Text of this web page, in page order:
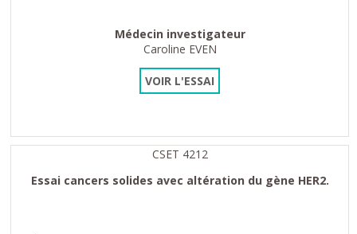
Médecin investigateur
Caroline EVEN
VOIR L'ESSAI
CSET 4212
Essai cancers solides avec altération du gène HER2.